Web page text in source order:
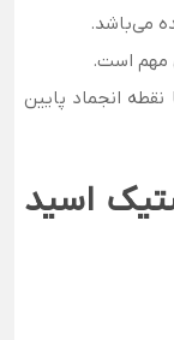
می‌­باشد.
مهم است.
انجماد پایین
اسید